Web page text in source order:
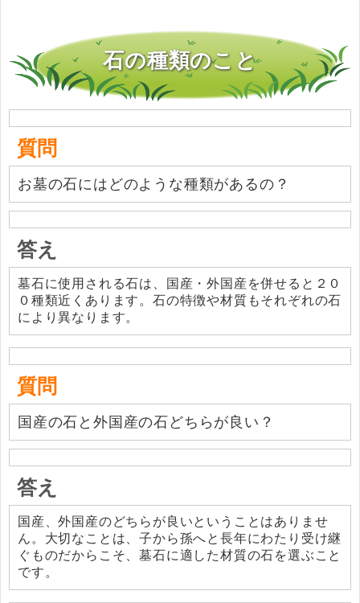
石の種類のこと
質問
お墓の石にはどのような種類があるの？
答え
墓石に使用される石は、国産・外国産を併せると２０
０種類近くあります。石の特徴や材質もそれぞれの石
により異なります。
質問
国産の石と外国産の石どちらが良い？
答え
国産、外国産のどちらが良いということはありませ
ん。大切なことは、子から孫へと長年にわたり受け継
ぐものだからこそ、墓石に適した材質の石を選ぶこと
です。